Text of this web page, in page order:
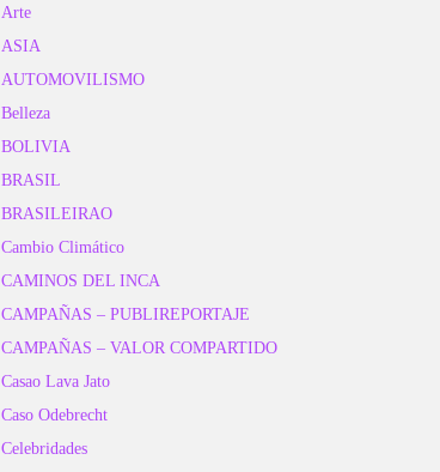
Arte
ASIA
AUTOMOVILISMO
Belleza
BOLIVIA
BRASIL
BRASILEIRAO
Cambio Climático
CAMINOS DEL INCA
CAMPAÑAS – PUBLIREPORTAJE
CAMPAÑAS – VALOR COMPARTIDO
Casao Lava Jato
Caso Odebrecht
Celebridades